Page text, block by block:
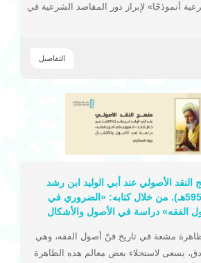
أنموذجًا» لإبراز دور المقاصد الشرعية في
التفاصيل
النقد الأصولي عند أبي الوليد ابن رشد
(ت595هـ). من خلال كتابه: «الضروري في
الفقه» دراسة في الأصول والأشكال
مشعة في تاريخ فنّ أصول الفقه، وهي
يسعى لاستجلاء بعض معالم هذه الظاهرة